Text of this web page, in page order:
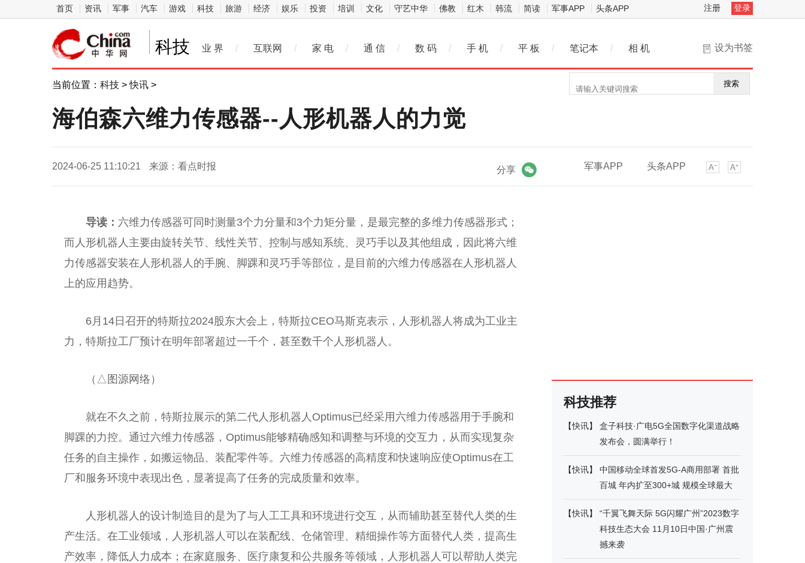
首页 资讯 军事 汽车 游戏 科技 旅游 经济 娱乐 投资 培训 文化 守艺中华 佛教 红木 韩流 简读 军事APP 头条APP 注册 登录
科技 设为书签
业 界 / 互联网 / 家 电 / 通 信 / 数 码 / 手 机 / 平 板 / 笔记本 / 相 机
当前位置： 科技 >快讯 > 搜索
海伯森六维力传感器--人形机器人的力觉
2024-06-25 11:10:21 来源：看点时报 军事APP 头条APP
分享
导读： 六维力传感器可同时测量3个力分量和3个力矩分量，是最完整的多维力传感器形式；
而人形机器人主要由旋转关节、线性关节、控制与感知系统、灵巧手以及其他组成，因此将六维
力传感器安装在人形机器人的手腕、脚踝和灵巧手等部位，是目前的六维力传感器在人形机器人
上的应用趋势。
6月14日召开的特斯拉2024股东大会上，特斯拉CEO马斯克表示，人形机器人将成为工业主
力，特斯拉工厂预计在明年部署超过一千个，甚至数千个人形机器人。
（△图源网络）
就在不久之前，特斯拉展示的第二代人形机器人Optimus已经采用六维力传感器用于手腕和
脚踝的力控。通过六维力传感器，Optimus能够精确感知和调整与环境的交互力，从而实现复杂
任务的自主操作，如搬运物品、装配零件等。六维力传感器的高精度和快速响应使Optimus在工
厂和服务环境中表现出色，显著提高了任务的完成质量和效率。
人形机器人的设计制造目的是为了与人工工具和环境进行交互，从而辅助甚至替代人类的生
产生活。在工业领域，人形机器人可以在装配线、仓储管理、精细操作等方面替代人类，提高生
产效率，降低人力成本；在家庭服务、医疗康复和公共服务等领域，人形机器人可以帮助人类完
科技推荐
【快讯】
盒子科技·广电5G全国数字化渠道战略
发布会，圆满举行！
【快讯】
中国移动全球首发5G-A商用部署 首批
百城 年内扩至300+城 规模全球最大
【快讯】
“千翼飞舞天际 5G闪耀广州”2023数字
科技生态大会 11月10日中国·广州震
撼来袭